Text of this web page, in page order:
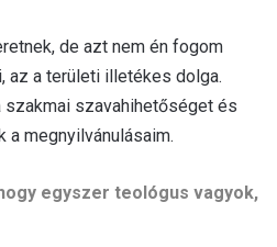
de azt nem én fogom
az a területi illetékes dolga.
szakmai szavahihetőséget és
a megnyilvánulásaim.
egyszer teológus vagyok,